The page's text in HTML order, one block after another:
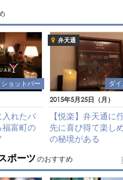
ショットバー
れたバ
福富町の
弁天通
ダ
2015年5月25日（月）
【悦楽】弁天通に
先に喜び得て楽し
の秘境がある
ポーツ のおすすめ